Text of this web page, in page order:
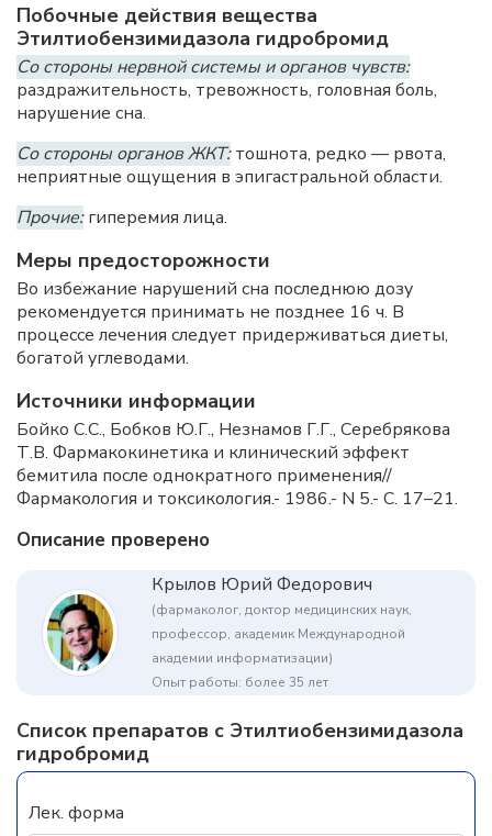
Побочные действия вещества
Этилтиобензимидазола гидробромид
Со стороны нервной системы и органов чувств:
раздражительность, тревожность, головная боль,
нарушение сна.
Со стороны органов ЖКТ:тошнота, редко — рвота,
неприятные ощущения в эпигастральной области.
Прочие:гиперемия лица.
Меры предосторожности
Во избежание нарушений сна последнюю дозу
рекомендуется принимать не позднее 16 ч. В
процессе лечения следует придерживаться диеты,
богатой углеводами.
Источники информации
Бойко С.С., Бобков Ю.Г., Незнамов Г.Г., Серебрякова
Т.В. Фармакокинетика и клинический эффект
бемитила после однократного применения//
Фармакология и токсикология.- 1986.- N 5.- С. 17–21.
Описание проверено
Крылов Юрий Федорович
(фармаколог, доктор медицинских наук,
профессор, академик Международной
академии информатизации)
Опыт работы: более 35 лет
Список препаратов с Этилтиобензимидазола
гидробромид
Лек. форма